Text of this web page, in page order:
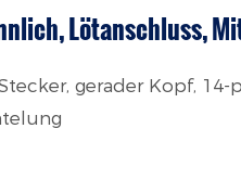
Lötanschluss,
gerader Kopf,